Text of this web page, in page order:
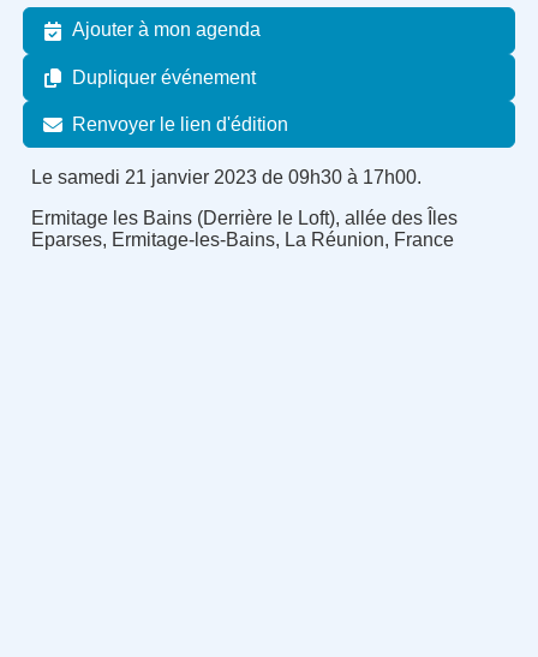
Ajouter à mon agenda
Dupliquer événement
Renvoyer le lien d'édition
Le samedi 21 janvier 2023 de 09h30 à 17h00.
Ermitage les Bains (Derrière le Loft), allée des Îles
Eparses, Ermitage-les-Bains, La Réunion, France